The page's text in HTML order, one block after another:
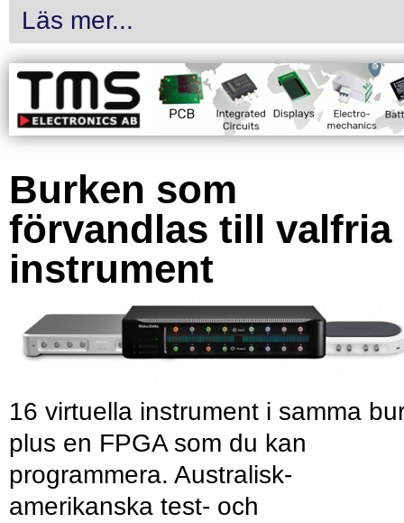
Läs mer...
Burken som
förvandlas till valfria
instrument
16 virtuella instrument i samma
plus en FPGA som du kan
programmera. Australisk-
amerikanska test- och